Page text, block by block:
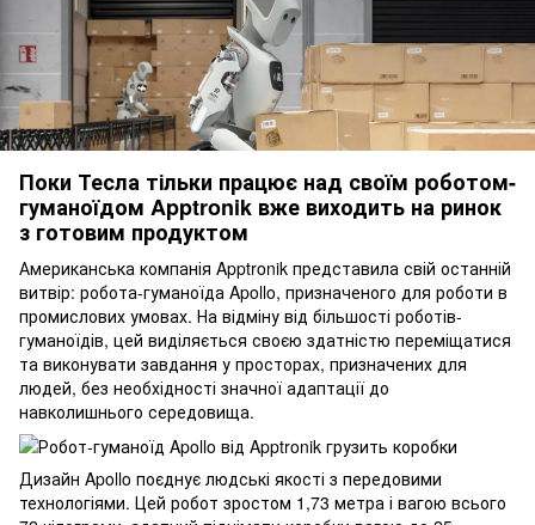
Поки Тесла тільки працює над своїм роботом-
гуманоїдом Apptronik вже виходить на ринок
з готовим продуктом
Американська компанія Apptronik представила свій останній
витвір: робота-гуманоїда Apollo, призначеного для роботи в
промислових умовах. На відміну від більшості роботів-
гуманоїдів, цей виділяється своєю здатністю переміщатися
та виконувати завдання у просторах, призначених для
людей, без необхідності значної адаптації до
навколишнього середовища.
Дизайн Apollo поєднує людські якості з передовими
технологіями. Цей робот зростом 1,73 метра і вагою всього